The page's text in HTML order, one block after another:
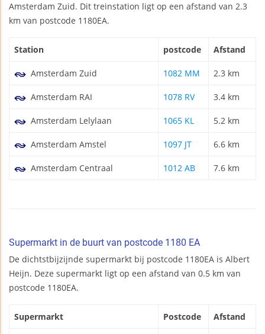
Amsterdam Zuid. Dit treinstation ligt op een afstand van 2.3
km van postcode 1180EA.
Station postcode Afstand
Amsterdam Zuid 1082 MM 2.3 km
Amsterdam RAI 1078 RV 3.4 km
Amsterdam Lelylaan 1065 KL 5.2 km
Amsterdam Amstel 1097 JT 6.6 km
Amsterdam Centraal 1012 AB 7.6 km
Supermarkt in de buurt van postcode 1180 EA
De dichtstbijzijnde supermarkt bij postcode 1180EA is Albert
Heijn. Deze supermarkt ligt op een afstand van 0.5 km van
postcode 1180EA.
Supermarkt Postcode Afstand